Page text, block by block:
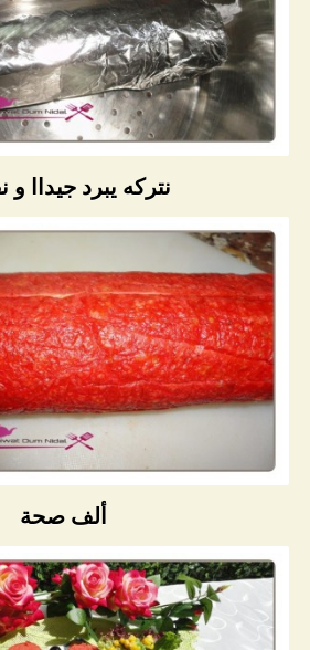
نتركه يبرد جيداا و
ألف صحة